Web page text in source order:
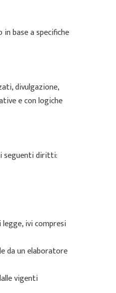
base a specifiche
divulgazione,
e con logiche
seguenti diritti:
ivi compresi
da un elaboratore
vigenti